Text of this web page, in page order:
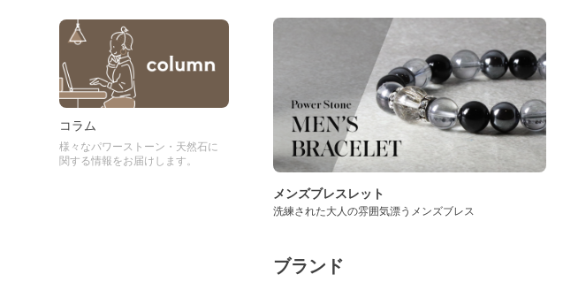
コラム
様々なパワーストーン・天然石に
関する情報をお届けします。
メンズブレスレット
洗練された大人の雰囲気漂うメンズブレス
ブランド